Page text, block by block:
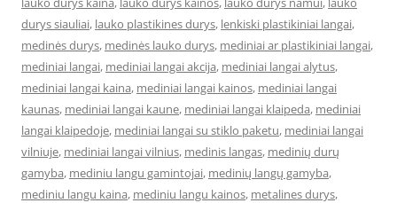
durys siauliai, lauko plastikines durys, lenkiski plastikiniai langai,
medinės durys, medinės lauko durys, mediniai ar plastikiniai langai,
mediniai langai, mediniai langai akcija, mediniai langai alytus,
mediniai langai kaina, mediniai langai kainos, mediniai langai
kaunas, mediniai langai kaune, mediniai langai klaipeda, mediniai
langai klaipedoje, mediniai langai su stiklo paketu, mediniai langai
vilniuje, mediniai langai vilnius, medinis langas, medinių durų
gamyba, mediniu langu gamintojai, medinių langų gamyba,
mediniu langu kaina, mediniu langu kainos, metalines durys,